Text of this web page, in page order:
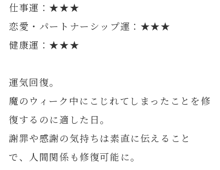
仕事運：★★★
恋愛・パートナーシップ運：★★★
健康運：★★★
運気回復。
魔のウィーク中にこじれてしまったことを修
復するのに適した日。
謝罪や感謝の気持ちは素直に伝えること
で、人間関係も修復可能に。